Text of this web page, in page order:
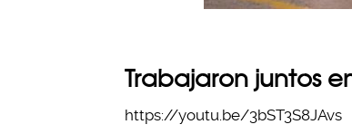
Trabajaron juntos
https://youtu.be/3bST3S8JAvs